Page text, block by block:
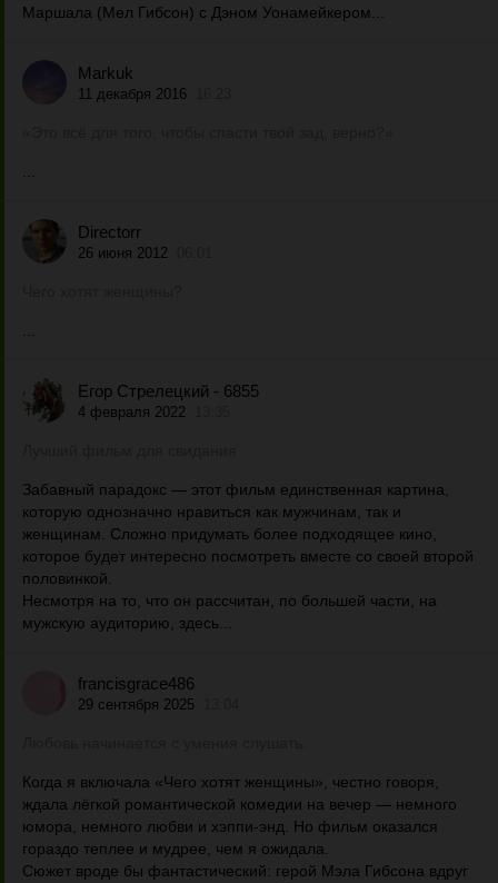
Маршала (Мел Гибсон) с Дэном Уонамейкером...
Markuk
11 декабря 2016
Directorr
26 июня 2012
Егор Стрелецкий - 6855
4 февраля 2022
Забавный парадокс — этот фильм единственная картина,
которую однозначно нравиться как мужчинам, так и
женщинам. Сложно придумать более подходящее кино,
которое будет интересно посмотреть вместе со своей второй
половинкой.
Несмотря на то, что он рассчитан, по большей части, на
мужскую аудиторию, здесь...
francisgrace486
29 сентября 2025
Когда я включала «Чего хотят женщины», честно говоря,
ждала лёгкой романтической комедии на вечер — немного
юмора, немного любви и хэппи-энд. Но фильм оказался
гораздо теплее и мудрее, чем я ожидала.
Сюжет вроде бы фантастический: герой Мэла Гибсона вдруг